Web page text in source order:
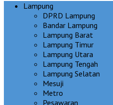
Lampung
DPRD Lampung
Bandar Lampung
Lampung Barat
Lampung Timur
Lampung Utara
Lampung Tengah
Lampung Selatan
Mesuji
Metro
Pesawaran